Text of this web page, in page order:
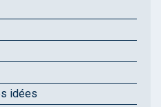
idées